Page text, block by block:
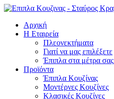
Αρχική
Η Εταιρεία
Πλεονεκτήματα
Γιατί να μας επιλέξετε
Έπιπλα στα μέτρα σας
Προϊόντα
Έπιπλα Κουζίνας
Μοντέρνες Κουζίνες
Κλασικές Κουζίνες